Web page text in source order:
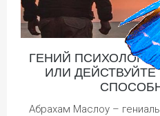
ГЕНИЙ
ИЛИ
Абрахам Маслоу –